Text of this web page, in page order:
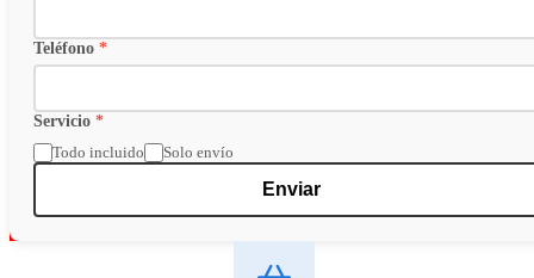
Teléfono *
Servicio *
Todo incluido
Solo envío
Enviar